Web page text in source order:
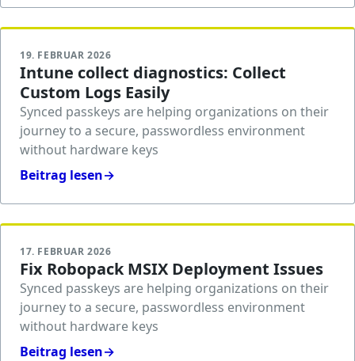
19. FEBRUAR 2026
Intune collect diagnostics: Collect
Custom Logs Easily
Synced passkeys are helping organizations on their
journey to a secure, passwordless environment
without hardware keys
Beitrag lesen→
17. FEBRUAR 2026
Fix Robopack MSIX Deployment Issues
Synced passkeys are helping organizations on their
journey to a secure, passwordless environment
without hardware keys
Beitrag lesen→